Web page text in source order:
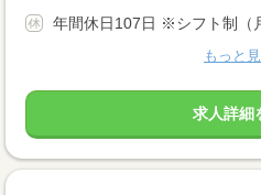
年間休日107日 ※シフト制（
もっと
求人詳細